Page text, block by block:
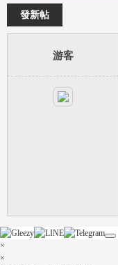
發新帖
游客
×
×